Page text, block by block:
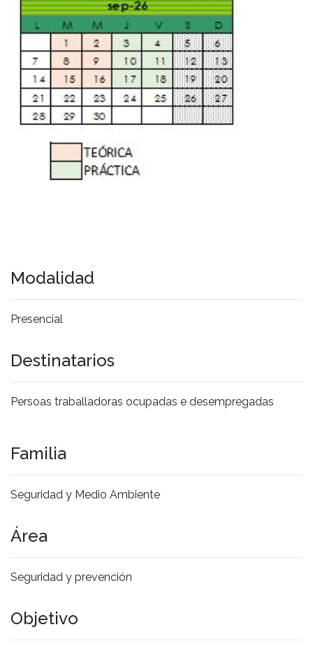
Modalidad
Presencial
Destinatarios
Persoas traballadoras ocupadas e desempregadas
Familia
Seguridad y Medio Ambiente
Área
Seguridad y prevención
Objetivo